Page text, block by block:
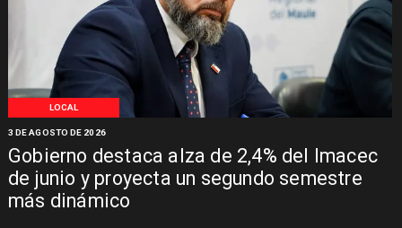
LOCAL
Gobierno destaca alza de 2,4% del Imacec
de junio y proyecta un segundo semestre
más dinámico
3 DE AGOSTO DE 2026